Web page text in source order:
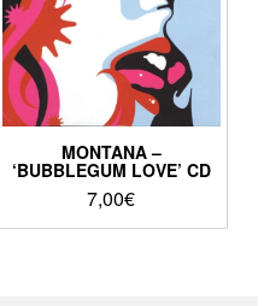
MONTANA –
‘BUBBLEGUM LOVE’ CD
7,00€